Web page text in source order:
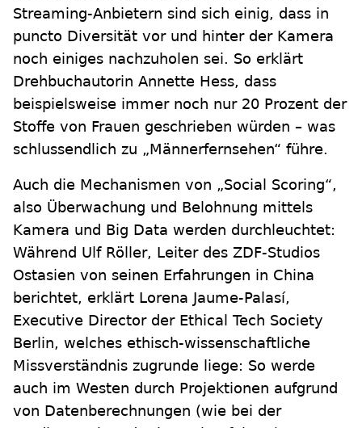
Streaming-Anbietern sind sich einig, dass in
puncto Diversität vor und hinter der Kamera
noch einiges nachzuholen sei. So erklärt
Drehbuchautorin Annette Hess, dass
beispielsweise immer noch nur 20 Prozent der
Stoffe von Frauen geschrieben würden – was
schlussendlich zu „Männerfernsehen“ führe.
Auch die Mechanismen von „Social Scoring“,
also Überwachung und Belohnung mittels
Kamera und Big Data werden durchleuchtet:
Während Ulf Röller, Leiter des ZDF-Studios
Ostasien von seinen Erfahrungen in China
berichtet, erklärt Lorena Jaume-Palasí,
Executive Director der Ethical Tech Society
Berlin, welches ethisch-wissenschaftliche
Missverständnis zugrunde liege: So werde
auch im Westen durch Projektionen aufgrund
von Datenberechnungen (wie bei der